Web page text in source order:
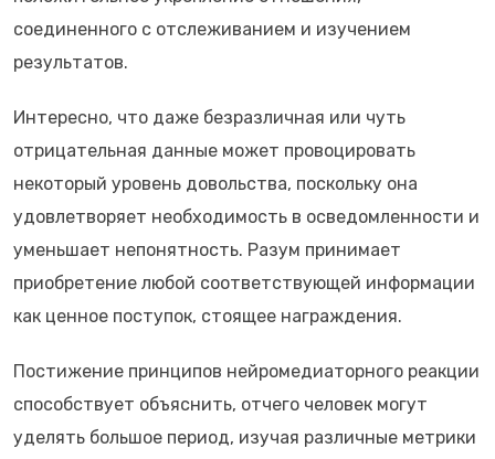
соединенного с отслеживанием и изучением
результатов.
Интересно, что даже безразличная или чуть
отрицательная данные может провоцировать
некоторый уровень довольства, поскольку она
удовлетворяет необходимость в осведомленности и
уменьшает непонятность. Разум принимает
приобретение любой соответствующей информации
как ценное поступок, стоящее награждения.
Постижение принципов нейромедиаторного реакции
способствует объяснить, отчего человек могут
уделять большое период, изучая различные метрики